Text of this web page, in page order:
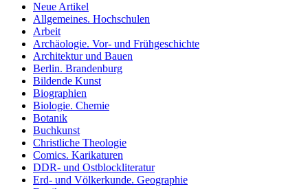
Neue Artikel
Allgemeines. Hochschulen
Arbeit
Archäologie. Vor- und Frühgeschichte
Architektur und Bauen
Berlin. Brandenburg
Bildende Kunst
Biographien
Biologie. Chemie
Botanik
Buchkunst
Christliche Theologie
Comics. Karikaturen
DDR- und Ostblockliteratur
Erd- und Völkerkunde. Geographie